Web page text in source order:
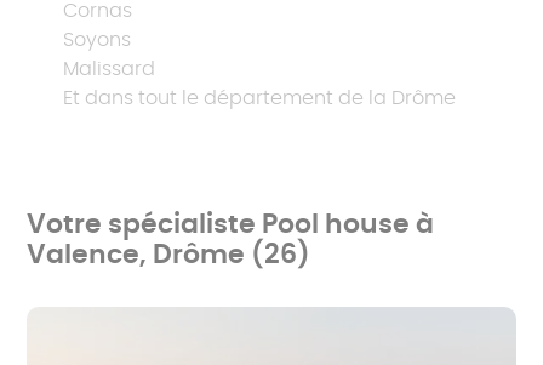
Cornas
Soyons
Malissard
Et dans tout le département de la Drôme
Votre spécialiste Pool house à
Valence, Drôme (26)